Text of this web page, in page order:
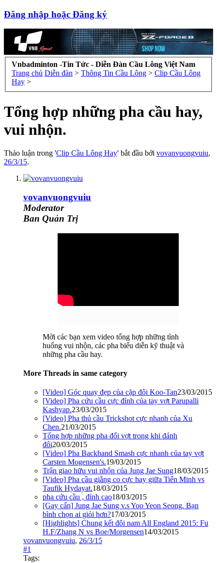
Đăng nhập hoặc Đăng ký
Vnbadminton -Tin Tức - Diễn Đàn Cầu Lông Việt Nam
Trang chủ Diễn đàn > Thông Tin Cầu Lông > Clip Cầu Lông
Hay >
Tổng hợp những pha cầu hay,
vui nhộn.
Thảo luận trong 'Clip Cầu Lông Hay' bắt đầu bởi vovanvuongvuiu,
26/3/15.
vovanvuongvuiu
Moderator
Ban Quản Trị
Mời các bạn xem video tổng hợp những tình
huống vui nhộn, các pha biểu diễn kỹ thuật và
những pha cầu hay.
More Threads in same category
[Video] Góc quay đẹp của cặp đôi Koo-Tan23/03/2015
[Video] Pha cứu cầu cực đỉnh của tay vợt Parupalli
Kashyap.23/03/2015
[Video] Pha thủ cầu Trickshot cực nhanh của Xu
Chen.21/03/2015
Tổng hợp những pha đổi vợt trong khi đánh
đôi20/03/2015
[Video] Pha Backhand Smash cực nhanh của tay vợt
Carsten Mogensen's.19/03/2015
Trận giao hữu vui nhộn của Jung Jae Sung18/03/2015
[Video] Pha cầu giằng co cực hay giữa Tiến Minh vs
Taufik Hydayat.18/03/2015
pha cứu cầu , đỉnh cao18/03/2015
[Gay cấn] Jung Jae Sung v.s Yoo Yeon Seong. Bạn
bình chọn ai giỏi hơn?17/03/2015
[Highlights] Chung kết đôi nam All England 2015: Fu
H.F/Zhang N vs Boe/Morgensen14/03/2015
vovanvuongvuiu, 26/3/15
#1
Tags: